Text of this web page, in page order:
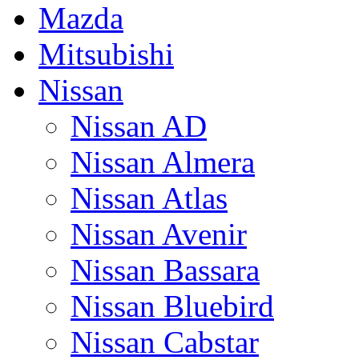
Mazda
Mitsubishi
Nissan
Nissan AD
Nissan Almera
Nissan Atlas
Nissan Avenir
Nissan Bassara
Nissan Bluebird
Nissan Cabstar